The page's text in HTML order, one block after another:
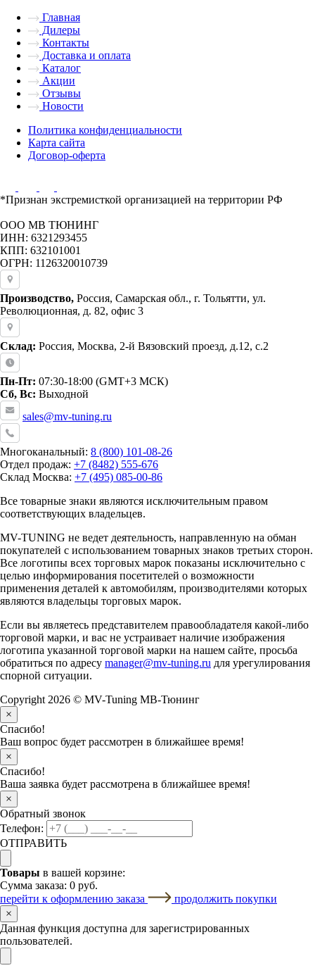
Главная
Дилеры
Контакты
Доставка и оплата
Каталог
Акции
Отзывы
Новости
Политика конфиденциальности
Карта сайта
Договор-оферта
*Признан экстремисткой организацией на территории РФ
ООО МВ ТЮНИНГ
ИНН: 6321293455
КПП: 632101001
ОГРН: 1126320010739
Производство, Россия, Самарская обл., г. Тольятти, ул.
Революционная, д. 82, офис 3
Склад: Россия, Москва, 2-й Вязовский проезд, д.12, с.2
Пн-Пт: 07:30-18:00 (GMT+3 МСК)
Сб, Вс: Выходной
sales@mv-tuning.ru
Многоканальный: 8 (800) 101-08-26
Отдел продаж: +7 (8482) 555-676
Склад Москва: +7 (495) 085-00-86
Все товарные знаки являются исключительным правом
соответствующих владельцев.
MV-TUNING не ведет деятельность, направленную на обман
покупателей с использованием товарных знаков третьих сторон.
Все логотипы всех торговых марок показаны исключительно с
целью информирования посетителей о возможности
применения деталей к автомобилям, производителями которых
являются владельцы торговых марок.
Если вы являетесь представителем правообладателя какой-либо
торговой марки, и вас не устраивает наличие изображения
логотипа указанной торговой марки на нашем сайте, просьба
обратиться по адресу manager@mv-tuning.ru для урегулирования
спорной ситуации.
Copyright 2026 © MV-Tuning МВ-Тюнинг
×
Спасибо!
Ваш вопрос будет рассмотрен в ближайшее время!
×
Спасибо!
Ваша заявка будет рассмотрена в ближайшее время!
×
Обратный звонок
Телефон:
ОТПРАВИТЬ
Товары в вашей корзине:
Сумма заказа: 0 руб.
перейти к оформлению заказа
продолжить покупки
×
Данная функция доступна для зарегистрированных
пользователей.